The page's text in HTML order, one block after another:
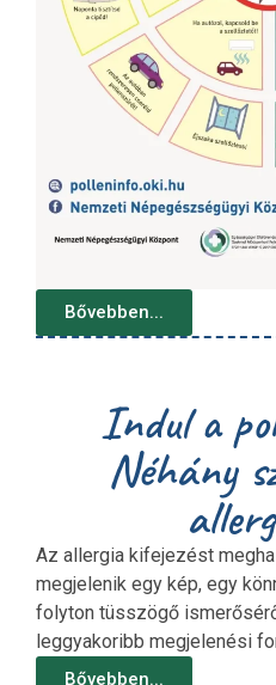
Bővebben...
Indul a
Néhány
Az allergia kifejezést
megjelenik egy kép, egy
folyton tüsszögő
leggyakoribb megjelenési
Bővebben...